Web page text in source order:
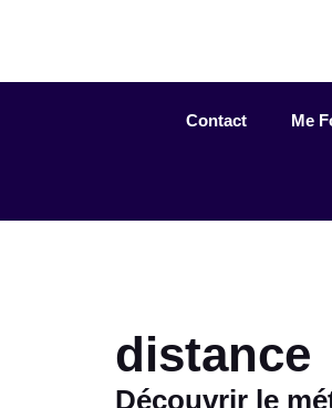
Contact Me
distance
Découvrir le